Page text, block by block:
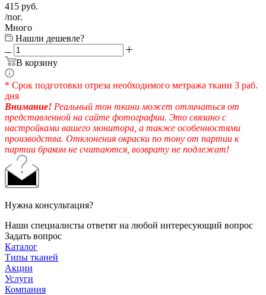
415 руб.
/пог.
Много
Нашли дешевле?
В корзину
* Срок подготовки отреза необходимого метража ткани 3 раб.
дня
Внимание! Реальный тон ткани может отличаться от
представленной на сайте фотографии. Это связано с
настройками вашего монитора, а также особенностями
производства. Отклонения окраски по тону от партии к
партии браком не считаются, возврату не подлежат!
Нужна консультация?
Наши специалисты ответят на любой интересующий вопрос
Задать вопрос
Каталог
Типы тканей
Акции
Услуги
Компания